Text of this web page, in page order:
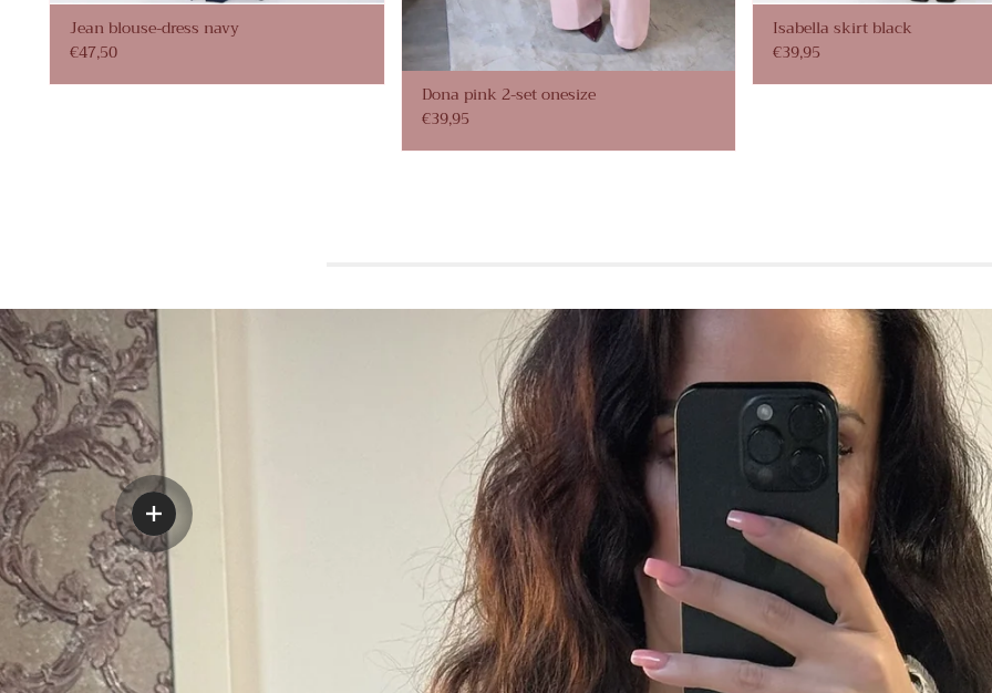
Jean blouse-dress navy
€47,50
Dona pink 2-set onesize
€39,95
Isabella skirt black
€39,95